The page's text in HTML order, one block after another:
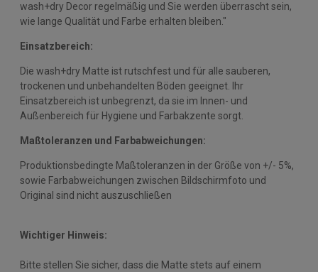
wash+dry Decor regelmäßig und Sie werden überrascht sein,
wie lange Qualität und Farbe erhalten bleiben."
Einsatzbereich:
Die wash+dry Matte ist rutschfest und für alle sauberen,
trockenen und unbehandelten Böden geeignet. Ihr
Einsatzbereich ist unbegrenzt, da sie im Innen- und
Außenbereich für Hygiene und Farbakzente sorgt.
Maßtoleranzen und Farbabweichungen:
Produktionsbedingte Maßtoleranzen in der Größe von +/- 5%,
sowie Farbabweichungen zwischen Bildschirmfoto und
Original sind nicht auszuschließen
Wichtiger Hinweis:
Bitte stellen Sie sicher, dass die Matte stets auf einem